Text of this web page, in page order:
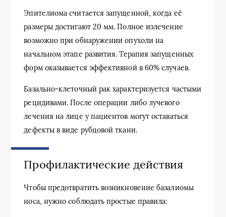
Эпителиома считается запущенной, когда её
размеры достигают 20 мм. Полное излечение
возможно при обнаружении опухоли на
начальном этапе развития. Терапия запущенных
форм оказывается эффективной в 60% случаев.
Базально-клеточный рак характеризуется частыми
рецидивами. После операции либо лучевого
лечения на лице у пациентов могут оставаться
дефекты в виде рубцовой ткани.
Профилактические действия
Чтобы предотвратить возникновение базалиомы
носа, нужно соблюдать простые правила: